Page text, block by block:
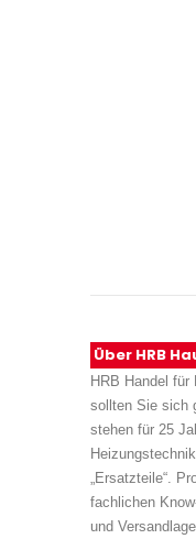
Über HRB
HRB Handel
sollten Sie sich
stehen für 25
„Ersatzteile“.
fachlichen
und